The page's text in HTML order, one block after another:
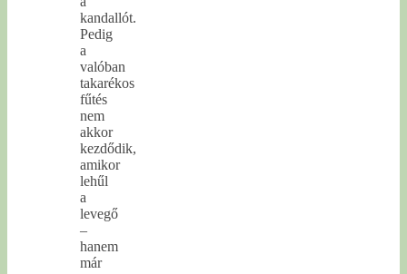
kandallót.
Pedig
a
valóban
takarékos
fűtés
nem
akkor
kezdődik,
amikor
lehűl
a
levegő
–
hanem
már